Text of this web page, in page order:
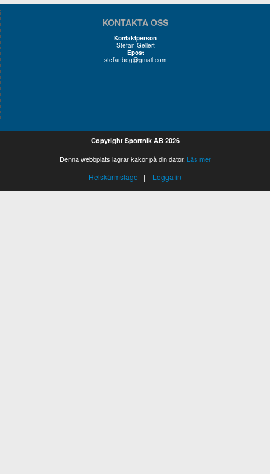
KONTAKTA OSS
Kontaktperson
Stefan Geilert
Epost
stefanbeg@gmail.com
Copyright Sportnik AB 2026
Denna webbplats lagrar kakor på din dator. Läs mer
Helskärmsläge | Logga in